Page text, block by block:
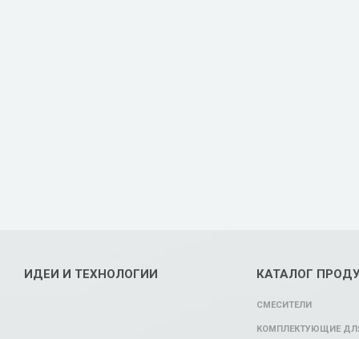
ИДЕИ И ТЕХНОЛОГИИ КАТАЛОГ
СМЕСИТЕЛИ
КОМПЛЕКТУЮЩИЕ